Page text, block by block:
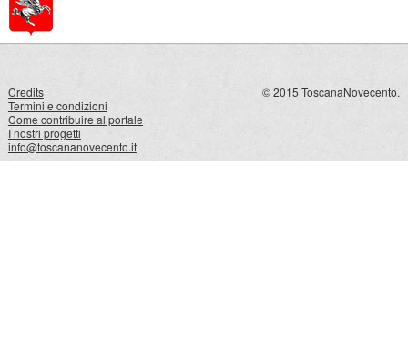
Credits
Termini e condizioni
Come contribuire al portale
I nostri progetti
info@toscananovecento.it
© 2015 ToscanaNovecento.